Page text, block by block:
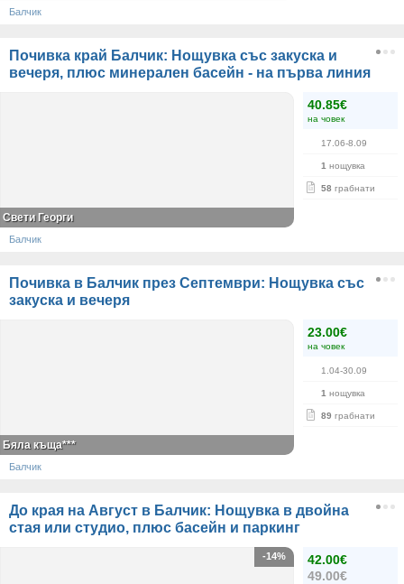
Балчик
Почивка край Балчик: Нощувка със закуска и
вечеря, плюс минерален басейн - на първа линия
40.85€
на човек
17.06-8.09
1 нощувка
58 грабнати
Свети Георги
Балчик
Почивка в Балчик през Септември: Нощувка със
закуска и вечеря
23.00€
на човек
1.04-30.09
1 нощувка
89 грабнати
Бяла къща***
Балчик
До края на Август в Балчик: Нощувка в двойна
стая или студио, плюс басейн и паркинг
42.00€
49.00€
-14%